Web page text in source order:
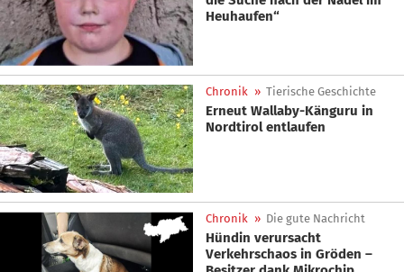
Heuhaufen“
Chronik » Tierische Geschichte
Erneut Wallaby-Känguru in
Nordtirol entlaufen
Chronik » Die gute Nachricht
Hündin verursacht
Verkehrschaos in Gröden –